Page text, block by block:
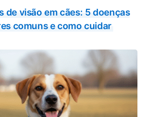
de visão em cães: 5 doenças
comuns e como cuidar